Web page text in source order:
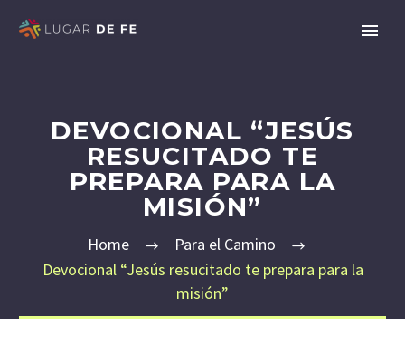
DEVOCIONAL “JESÚS
RESUCITADO TE
PREPARA PARA LA
MISIÓN”
Home
Para el Camino
Devocional “Jesús resucitado te prepara para la
misión”